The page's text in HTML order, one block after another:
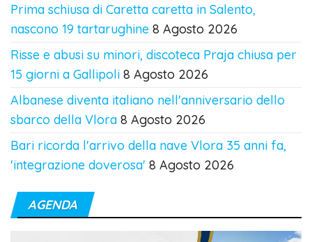
Prima schiusa di Caretta caretta in Salento,
nascono 19 tartarughine 8 Agosto 2026
Risse e abusi su minori, discoteca Praja chiusa per
15 giorni a Gallipoli 8 Agosto 2026
Albanese diventa italiano nell'anniversario dello
sbarco della Vlora 8 Agosto 2026
Bari ricorda l'arrivo della nave Vlora 35 anni fa,
'integrazione doverosa' 8 Agosto 2026
AGENDA